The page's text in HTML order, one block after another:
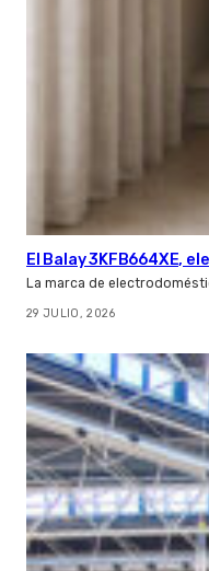
El Balay 3KFB664XE,
La marca de
29 JULIO, 2026